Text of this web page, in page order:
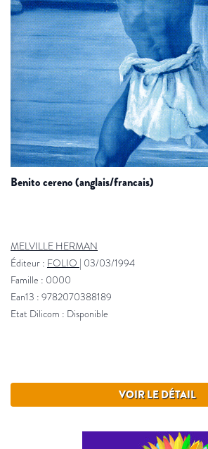
benito cereno (anglais/francais)
MELVILLE HERMAN
Éditeur : FOLIO | 03/03/1994
Famille : 0000
Ean13 : 9782070388189
Etat Dilicom : Disponible
VOIR LE DÉTAIL